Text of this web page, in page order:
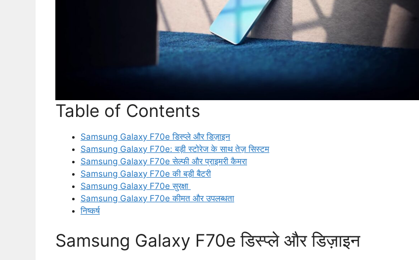
Table of Contents
Samsung Galaxy F70e डिस्प्ले और डिज़ाइन
Samsung Galaxy F70e: बड़ी स्टोरेज के साथ तेज़ सिस्टम
Samsung Galaxy F70e सेल्फी और प्राइमरी कैमरा
Samsung Galaxy F70e की बड़ी बैटरी
Samsung Galaxy F70e सुरक्षा
Samsung Galaxy F70e कीमत और उपलब्धता
निष्कर्ष
Samsung Galaxy F70e डिस्प्ले और डिज़ाइन